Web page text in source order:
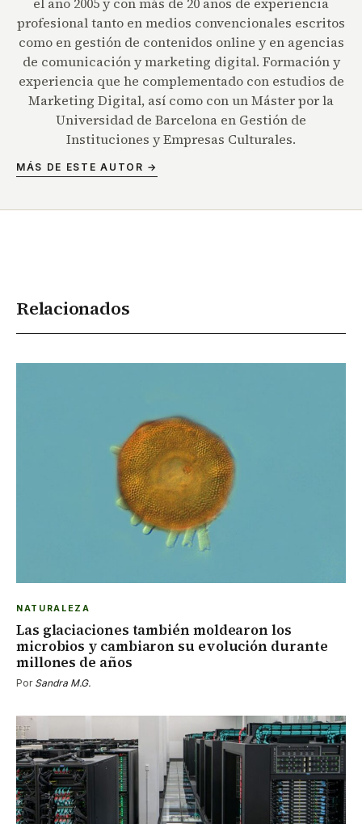
profesional tanto en medios convencionales escritos
como en gestión de contenidos online y en agencias
de comunicación y marketing digital. Formación y
experiencia que he complementado con estudios de
Marketing Digital, así como con un Máster por la
Universidad de Barcelona en Gestión de
Instituciones y Empresas Culturales.
MÁS DE ESTE AUTOR →
Relacionados
NATURALEZA
Las glaciaciones también moldearon los
microbios y cambiaron su evolución durante
millones de años
Por Sandra M.G.